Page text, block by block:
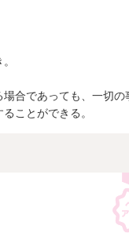
合であっても、一切の
ことができる。